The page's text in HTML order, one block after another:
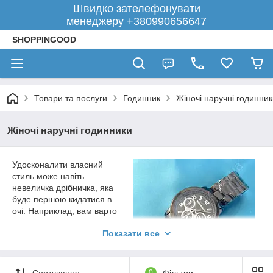
Швидко зателефонувати
менеджеру +380990656647
SHOPPINGOOD
Товари та послуги Годинник Жіночі наручні
Жіночі наручні годинники
Удосконалити власний
стиль може навіть
невеличка дрібничка, яка
буде першою кидатися в
очі. Наприклад, вам варто
вигляд і дійсно виділяються
на загальному тлі образу. Нехай це дрібниця, але більшість
Показати все